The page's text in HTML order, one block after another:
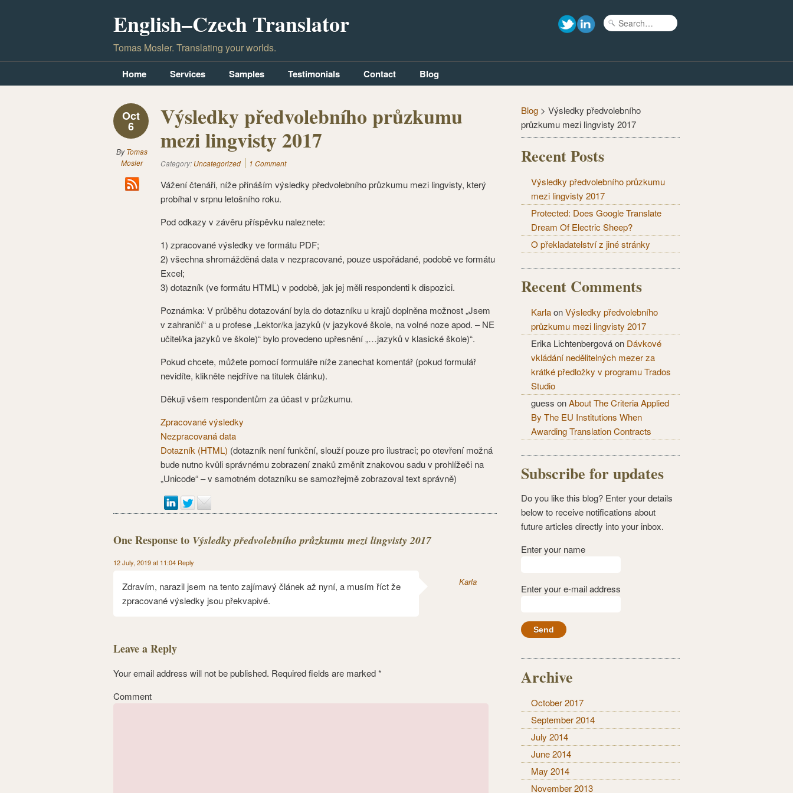
English–Czech Translator
Tomas Mosler. Translating your worlds.
Home Services Samples Testimonials Contact Blog
Oct
6
ByTomas
Mosler
Výsledky předvolebního průzkumu
mezi lingvisty 2017
Category: Uncategorized 1 Comment
Vážení čtenáři, níže přináším výsledky předvolebního průzkumu mezi lingvisty, který
probíhal v srpnu letošního roku.
Pod odkazy v závěru příspěvku naleznete:
1) zpracované výsledky ve formátu PDF;
2) všechna shromážděná data v nezpracované, pouze uspořádané, podobě ve formátu
Excel;
3) dotazník (ve formátu HTML) v podobě, jak jej měli respondenti k dispozici.
Poznámka: V průběhu dotazování byla do dotazníku u krajů doplněna možnost „Jsem
v zahraničí“ a u profese „Lektor/ka jazyků (v jazykové škole, na volné noze apod. – NE
učitel/ka jazyků ve škole)“ bylo provedeno upřesnění „…jazyků v klasické škole)“.
Pokud chcete, můžete pomocí formuláře níže zanechat komentář (pokud formulář
nevidíte, klikněte nejdříve na titulek článku).
Děkuji všem respondentům za účast v průzkumu.
Zpracované výsledky
Nezpracovaná data
Dotazník (HTML) (dotazník není funkční, slouží pouze pro ilustraci; po otevření možná
bude nutno kvůli správnému zobrazení znaků změnit znakovou sadu v prohlížeči na
„Unicode“ – v samotném dotazníku se samozřejmě zobrazoval text správně)
One Response to Výsledky předvolebního průzkumu mezi lingvisty 2017
Karla
12 July, 2019 at 11:04 Reply
Zdravím, narazil jsem na tento zajímavý článek až nyní, a musím říct že
zpracované výsledky jsou překvapivé.
Leave a Reply
Your email address will not be published. Required fields are marked*
Comment
Blog >Výsledky předvolebního
průzkumu mezi lingvisty 2017
Recent Posts
Výsledky předvolebního průzkumu
mezi lingvisty 2017
Protected: Does Google Translate
Dream Of Electric Sheep?
O překladatelství z jiné stránky
Recent Comments
KarlaonVýsledky předvolebního
průzkumu mezi lingvisty 2017
Erika Lichtenbergováon Dávkové
vkládání nedělitelných mezer za
krátké předložky v programu Trados
Studio
guess onAbout The Criteria Applied
By The EU Institutions When
Awarding Translation Contracts
Subscribe for updates
Do you like this blog? Enter your details
below to receive notifications about
future articles directly into your inbox.
Enter your name
Enter your e-mail address
Archive
October 2017
September 2014
July 2014
June 2014
May 2014
November 2013